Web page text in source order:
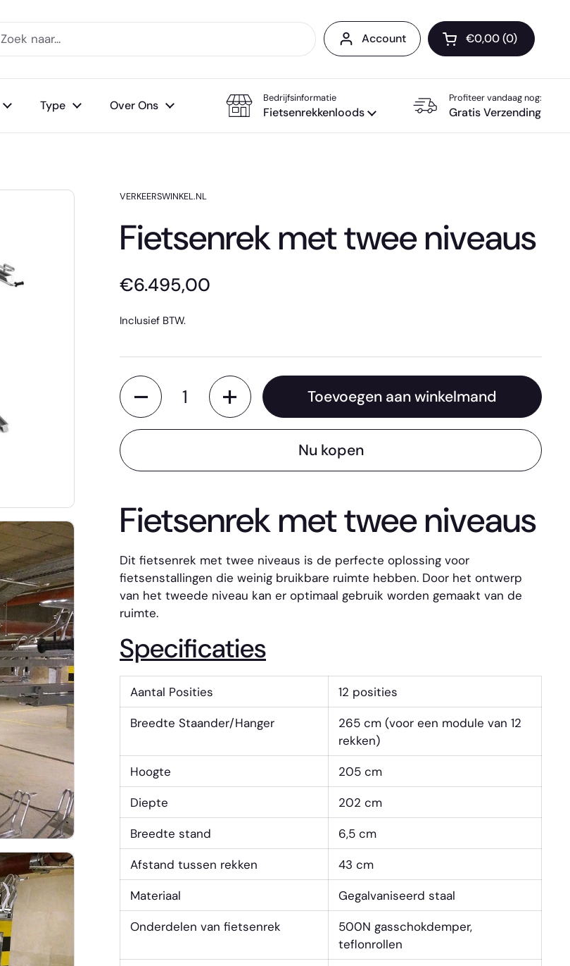
Account Winkelwagentje
€0,00 0
Type Over Ons
Bedrijfsinformatie
Fietsenrekkenloods
Profiteer vandaag nog:
Gratis Verzending
VERKEERSWINKEL.NL
Fietsenrek met twee niveaus
€6.495,00
Inclusief BTW.
Aantal
Toevoegen aan winkelmand
Nu kopen
Fietsenrek met twee niveaus
Dit fietsenrek met twee niveaus is de perfecte oplossing voor
fietsenstallingen die weinig bruikbare ruimte hebben. Door het ontwerp
van het tweede niveau kan er optimaal gebruik worden gemaakt van de
ruimte.
Specificaties
Aantal Posities
12 posities
Breedte Staander/Hanger
265 cm (voor een module van 12
rekken)
Hoogte
205 cm
Diepte
202 cm
Breedte stand
6,5 cm
Afstand tussen rekken
43 cm
Materiaal
Gegalvaniseerd staal
Onderdelen van fietsenrek
500N gasschokdemper,
teflonrollen